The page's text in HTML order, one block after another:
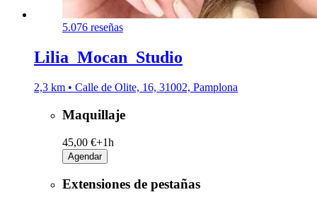
5.076 reseñas
Lilia_Mocan_Studio
2,3 km • Calle de Olite, 16, 31002, Pamplona
Maquillaje
45,00 €+1h
Agendar
Extensiones de pestañas